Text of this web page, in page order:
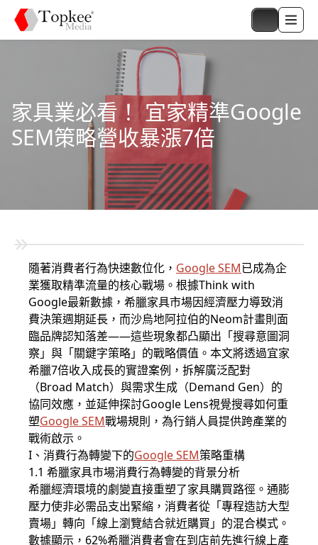
家具業必看！ 宜家精準Google
SEM策略營收暴漲7倍
隨著消費者行為快速數位化， Google SEM已成為企
業獲取精準流量的核心戰場。根據Think with
Google最新數據，希臘家具市場因經濟壓力導致消
費決策週期延長，而沙烏地阿拉伯的Neom計畫則面
臨品牌認知落差——這些現象都凸顯出「搜尋意圖洞
察」與「關鍵字策略」的戰略價值。本文將透過宜家
希臘7倍收入成長的實證案例，拆解廣泛配對
（Broad Match）與需求生成（Demand Gen）的
協同效應，並延伸探討Google Lens視覺搜尋如何重
塑Google SEM戰場規則，為行銷人員提供跨產業的
戰術啟示。
I、消費行為轉變下的Google SEM策略重構
1.1 希臘家具市場消費行為轉變的背景分析
希臘經濟環境的劇變直接重塑了家具購買路徑。通膨
壓力使非必需品支出緊縮，消費者從「專程造訪大型
賣場」轉向「線上瀏覽結合就近購買」的混合模式。
數據顯示，62%希臘消費者會在到店前先進行線上產